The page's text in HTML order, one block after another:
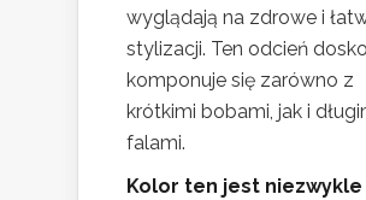
wyglądają na zdrowe i
stylizacji. Ten odcień
komponuje się zarówno z
krótkimi bobami, jak i
falami.
Kolor ten jest niezwykle